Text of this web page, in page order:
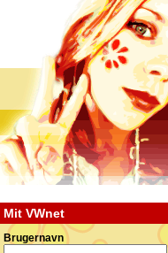
Mit VWnet
Brugernavn